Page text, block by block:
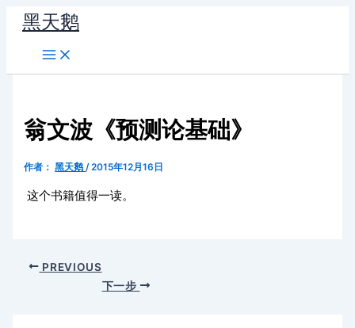
容
黑天鹅
翁文波《预测论基础》
作者： 黑天鹅/2015年12月16日
这个书籍值得一读。
PREVIOUS
下一步